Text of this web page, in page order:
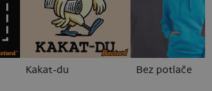
Kakat-du Bez potlače